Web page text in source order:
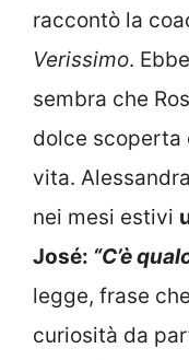
raccontò la
Verissimo.
sembra che
dolce scoperta
vita.
nei mesi estivi
José: “C’è
legge, frase
curiosità da